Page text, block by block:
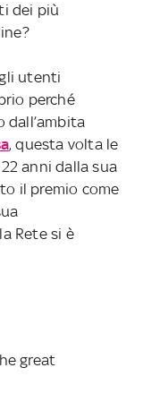
dei più
utenti
perché
dall’ambita
, questa volta le
anni dalla sua
il premio come
Rete si è
great